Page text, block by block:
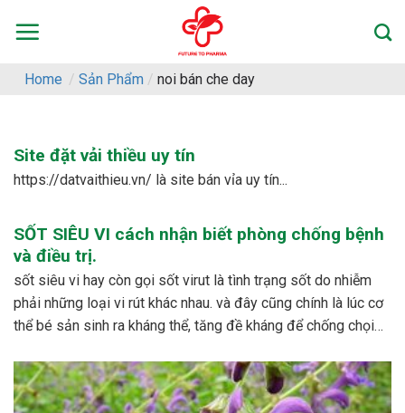
Home / Sản Phẩm / noi bán che day
Site đặt vải thiều uy tín
https://datvaithieu.vn/ là site bán vỉa uy tín...
SỐT SIÊU VI cách nhận biết phòng chống bệnh
và điều trị.
sốt siêu vi hay còn gọi sốt virut là tình trạng sốt do nhiễm
phải những loại vi rút khác nhau. và đây cũng chính là lúc cơ
thể bé sản sinh ra kháng thể, tăng đề kháng để chống chọi